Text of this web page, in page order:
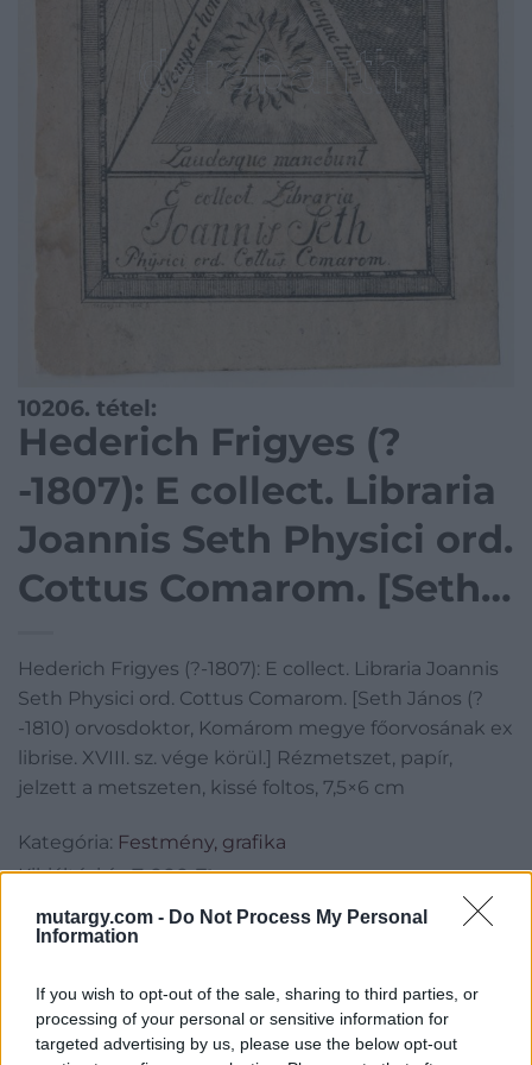
mutargy.com - Do Not Process My Personal
Information
If you wish to opt-out of the sale, sharing to third parties, or
processing of your personal or sensitive information for
targeted advertising by us, please use the below opt-out
10206. tétel:
Hederich Frigyes (?
-1807): E collect. Libraria
Joannis Seth Physici ord.
Cottus Comarom. [Seth
orvosdoktor, Komárom
megye főorvosának ex
librise. XVIII. sz. vége
körül.] Rézmetszet,
papír, jelzett a
metszeten, kissé foltos,
7,5×6 cm
Hederich Frigyes (?-1807): E collect. Libraria Joannis
Seth Physici ord. Cottus Comarom. [Seth János (?
-1810) orvosdoktor, Komárom megye főorvosának ex
librise. XVIII. sz. vége körül.] Rézmetszet, papír,
jelzett a metszeten, kissé foltos, 7,5×6 cm
Kategória: Festmény, grafika
Kikiáltási ár:7 000Ft
Aukció adatai
Aukció dátuma: 2025.05.10
Aukció ideje: 18:00